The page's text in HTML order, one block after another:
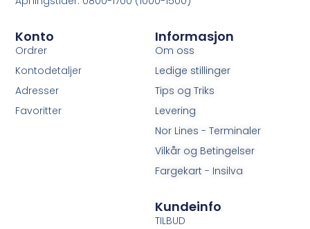
Informasjon
Om oss
Ledige stillinger
Tips og Triks
Levering
Nor Lines - Terminaler
Vilkår og Betingelser
Fargekart - Insilva
Konto
Ordrer
Kontodetaljer
Adresser
Favoritter
Kundeinfo
TILBUD